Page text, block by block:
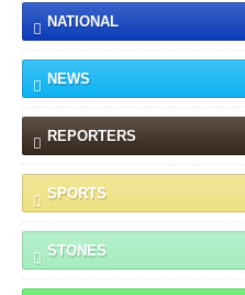
NATIONAL
NEWS
REPORTERS
SPORTS
STONES